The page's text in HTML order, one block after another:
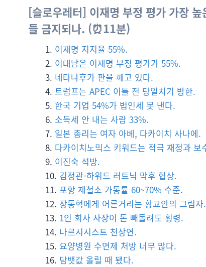
[슬로우레터] 이재명 부정 평가 가장
들 금지되나. (⏰11분)
이재명 지지율 55%.
이대남은 이재명 부정 평가가 55%.
네타냐후가 판을 깨고 있다.
트럼프는 APEC 이틀 전 당일치기 방한.
한국 기업 54%가 법인세 못 낸다.
소득세 안 내는 사람 33%.
일본 총리는 여자 아베, 다카이치 사나에.
다카이치노믹스 키워드는 적극 재정과 보
이진숙 석방.
김정관-하워드 러트닉 막후 협상.
포항 제철소 가동률 60~70% 수준.
장동혁에게 어른거리는 황교안의 그림자.
1인 회사 사장이 돈 빼돌려도 횡령.
나르시시스트 천상연.
요양병원 수면제 처방 너무 많다.
담뱃값 올릴 때 됐다.